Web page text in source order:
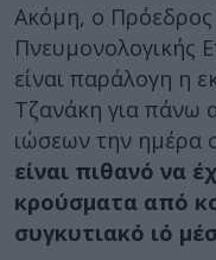
Ακόμη, ο Πρόεδρος
Πνευμονολογικής
είναι παράλογη η
Τζανάκη για πάνω
ιώσεων την ημέρα
είναι πιθανό να
κρούσματα από
συγκυτιακό ιό